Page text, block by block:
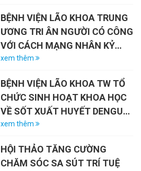
BỆNH VIỆN LÃO KHOA TRUNG
ƯƠNG TRI ÂN NGƯỜI CÓ CÔNG
VỚI CÁCH MẠNG NHÂN KỶ
NIỆM 79 NĂM NGÀY THƯƠNG
27/7/2026)
xem thêm
BỆNH VIỆN LÃO KHOA TW TỔ
CHỨC SINH HOẠT KHOA HỌC
VỀ SỐT XUẤT HUYẾT DENGUE
VÀ VAI TRÒ CỦA VẮC-XIN
xem thêm
HỘI THẢO TĂNG CƯỜNG
CHĂM SÓC SA SÚT TRÍ TUỆ